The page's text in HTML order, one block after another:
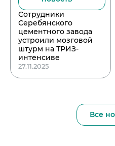
Сотрудники
Серебянского
цементного завода
устроили мозговой
штурм на ТРИЗ-
интенсиве
27.11.2025
Все